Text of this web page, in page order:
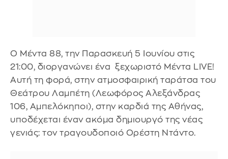
Ο Μέντα 88, την Παρασκευή 5 Ιουνίου στις
21:00, διοργανώνει ένα ξεχωριστό Μέντα LIVE!
Αυτή τη φορά, στην ατμοσφαιρική ταράτσα του
Θεάτρου Λαμπέτη (Λεωφόρος Αλεξάνδρας
106, Αμπελόκηποι), στην καρδιά της Αθήνας,
υποδέχεται έναν ακόμα δημιουργό της νέας
γενιάς: τον τραγουδοποιό Ορέστη Ντάντο.